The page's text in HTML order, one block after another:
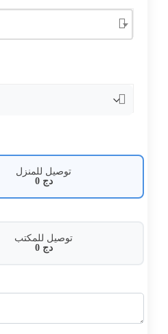
توصيل للمنزل
0 دج
توصيل للمكتب
0 دج